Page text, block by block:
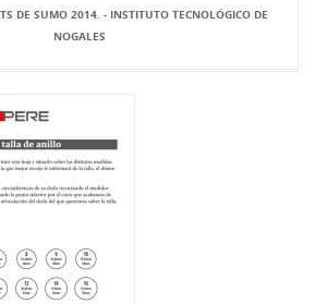
DE SUMO 2014. - INSTITUTO TECNOLÓGICO DE
NOGALES